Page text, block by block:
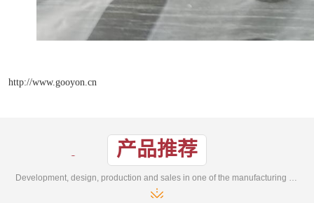
http://www.gooyon.cn
产品推荐
Development, design, production and sales in one of the manufacturing enterprises